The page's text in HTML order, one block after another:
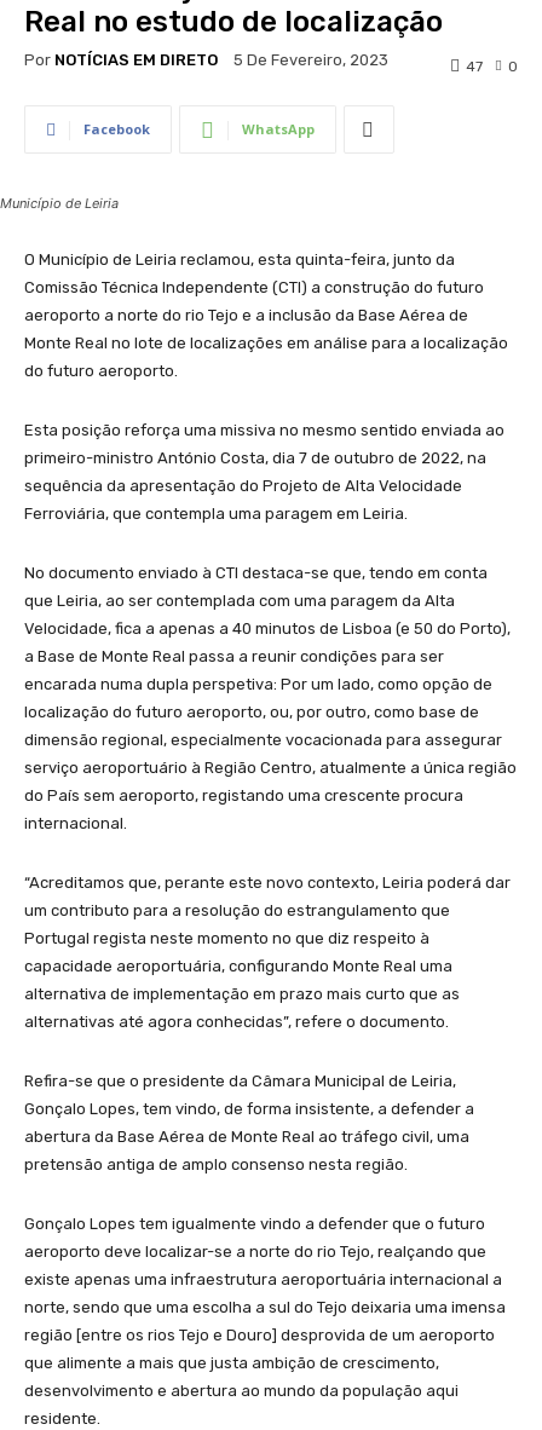
Real no estudo de localização
Por NOTÍCIAS EM DIRETO 5 De Fevereiro, 2023 0
47
Facebook WhatsApp
Município de Leiria
O Município de Leiria reclamou, esta quinta-feira, junto da
Comissão Técnica Independente (CTI) a construção do futuro
aeroporto a norte do rio Tejo e a inclusão da Base Aérea de
Monte Real no lote de localizações em análise para a localização
do futuro aeroporto.
Esta posição reforça uma missiva no mesmo sentido enviada ao
primeiro-ministro António Costa, dia 7 de outubro de 2022, na
sequência da apresentação do Projeto de Alta Velocidade
Ferroviária, que contempla uma paragem em Leiria.
No documento enviado à CTI destaca-se que, tendo em conta
que Leiria, ao ser contemplada com uma paragem da Alta
Velocidade, fica a apenas a 40 minutos de Lisboa (e 50 do Porto),
a Base de Monte Real passa a reunir condições para ser
encarada numa dupla perspetiva: Por um lado, como opção de
localização do futuro aeroporto, ou, por outro, como base de
dimensão regional, especialmente vocacionada para assegurar
serviço aeroportuário à Região Centro, atualmente a única região
do País sem aeroporto, registando uma crescente procura
internacional.
“Acreditamos que, perante este novo contexto, Leiria poderá dar
um contributo para a resolução do estrangulamento que
Portugal regista neste momento no que diz respeito à
capacidade aeroportuária, configurando Monte Real uma
alternativa de implementação em prazo mais curto que as
alternativas até agora conhecidas”, refere o documento.
Refira-se que o presidente da Câmara Municipal de Leiria,
Gonçalo Lopes, tem vindo, de forma insistente, a defender a
abertura da Base Aérea de Monte Real ao tráfego civil, uma
pretensão antiga de amplo consenso nesta região.
Gonçalo Lopes tem igualmente vindo a defender que o futuro
aeroporto deve localizar-se a norte do rio Tejo, realçando que
existe apenas uma infraestrutura aeroportuária internacional a
norte, sendo que uma escolha a sul do Tejo deixaria uma imensa
região [entre os rios Tejo e Douro] desprovida de um aeroporto
que alimente a mais que justa ambição de crescimento,
desenvolvimento e abertura ao mundo da população aqui
residente.